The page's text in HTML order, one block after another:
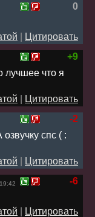
0
Цитировать
+9
лучшее что я
Цитировать
-2
спс ( :
Цитировать
-6
Цитировать